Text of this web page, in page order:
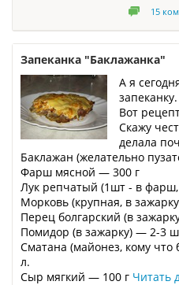
15
Запеканка "Баклажанка"
А я
запеканку.
Вот
Скажу
делала
Баклажан (желательно
Фарш мясной — 300 г
Лук репчатый (1шт - в
Морковь (крупная, в
Перец болгарский (в
Помидор (в зажарку) — 2-3
Сматана (майонез, кому
л.
Сыр мягкий — 100 г Читать